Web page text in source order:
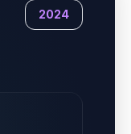
2024